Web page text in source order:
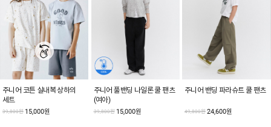
주니어 코튼 실내복 상하의
세트
39,800원 15,000원
주니어 풀밴딩 나일론 쿨 팬츠
(여아)
39,800원 15,000원
주니어 밴딩 파라슈트 쿨 팬츠
49,800원 24,600원